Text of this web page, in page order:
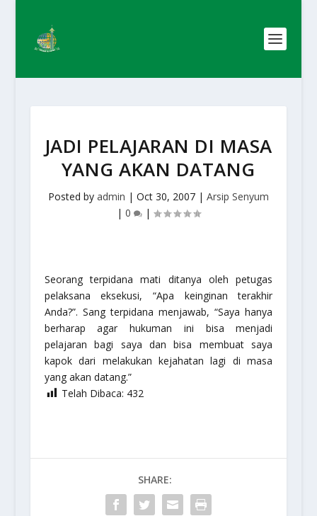
JADI PELAJARAN DI MASA
YANG AKAN DATANG
Posted by admin | Oct 30, 2007| Arsip Senyum
| 0 |
Seorang terpidana mati ditanya oleh petugas
pelaksana eksekusi, “Apa keinginan terakhir
Anda?”. Sang terpidana menjawab, “Saya hanya
berharap agar hukuman ini bisa menjadi
pelajaran bagi saya dan bisa membuat saya
kapok dari melakukan kejahatan lagi di masa
yang akan datang.”
Telah Dibaca: 432
SHARE: